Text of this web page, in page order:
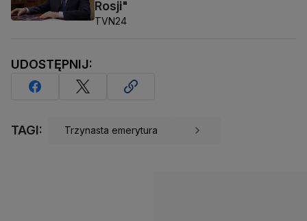
Rosji"
TVN24
UDOSTĘPNIJ:
TAGI: Trzynasta emerytura